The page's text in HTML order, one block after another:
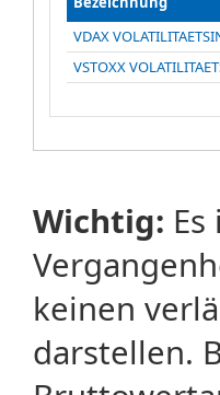
VDAX
VSTOXX
Wichtig:
keinen
darstellen.